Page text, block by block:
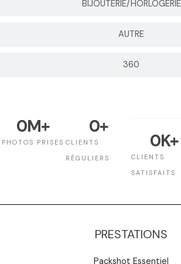
BIJOUTERIE/HORLOGERIE
AUTRE
360
PHOTOS PRISES
0M+
CLIENTS
RÉGULIERS
0+
CLIENTS
SATISFAITS
0K+
PRESTATIONS
Packshot Essentiel